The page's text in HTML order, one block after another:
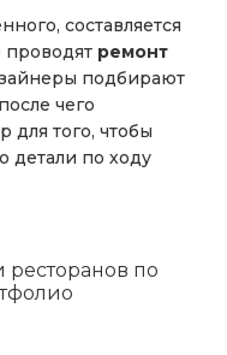
составляется
проводят ремонт
подбирают
чего
для того, чтобы
детали по ходу
ресторанов по